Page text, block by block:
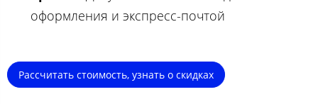
оформления и экспресс-почтой
Рассчитать стоимость, узнать о скидках